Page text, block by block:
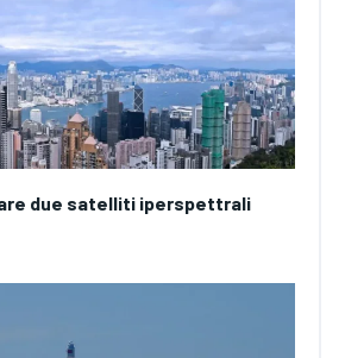
due satelliti iperspettrali